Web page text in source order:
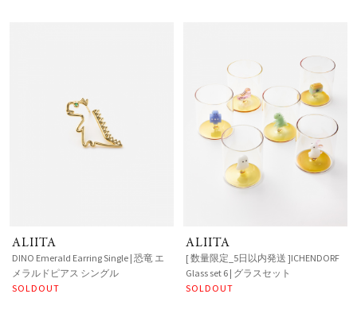
ALIITA
DINO Emerald Earring Single | 恐竜 エ
メラルドピアス シングル
SOLDOUT
ALIITA
[ 数量限定_5日以内発送 ]ICHENDORF
Glass set 6 | グラスセット
SOLDOUT